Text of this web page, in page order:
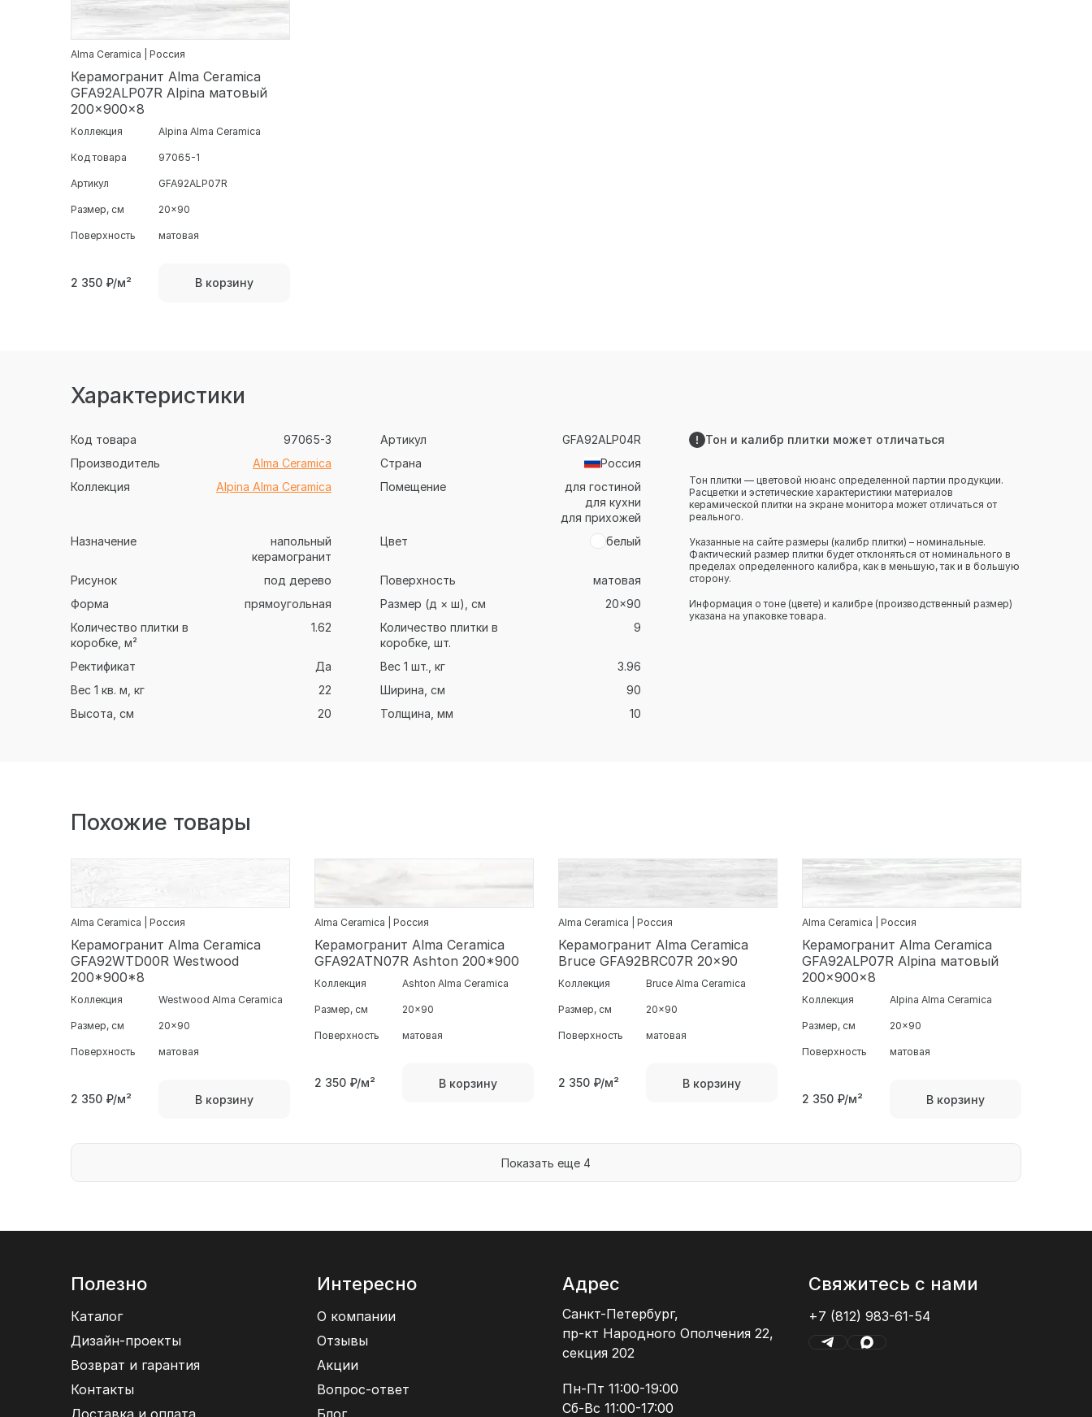
Alma Ceramica | Россия
Керамогранит Alma Ceramica
GFA92ALP07R Alpina матовый
200x900x8
Коллекция Alpina Alma Ceramica
Код товара 97065-1
Артикул GFA92ALP07R
Размер, см 20x90
Поверхность матовая
2 350 ₽/м² В корзину
Характеристики
Код товара 97065-3 Артикул
GFA92ALP04R
Производитель
Alma Ceramica Страна
Россия
Коллекция
Alpina Alma Ceramica Помещение
для гостиной
для кухни
для прихожей
Назначение
напольный
керамогранит
Цвет белый
Рисунок под дерево Поверхность
матовая
Форма
прямоугольная Размер (д × ш), см
20x90
Количество плитки в
коробке, м²
1.62
Количество плитки в
коробке, шт.
9
Ректификат Да Вес 1 шт., кг
3.96
Вес 1 кв. м, кг
22 Ширина, см
90
Высота, см
20 Толщина, мм 10
Тон и калибр плитки может отличаться
Тон плитки — цветовой нюанс определенной партии продукции.
Расцветки и эстетические характеристики материалов
керамической плитки на экране монитора может отличаться от
реального.
Указанные на сайте размеры (калибр плитки) – номинальные.
Фактический размер плитки будет отклоняться от номинального в
пределах определенного калибра, как в меньшую, так и в большую
сторону.
Информация о тоне (цвете) и калибре (производственный размер)
указана на упаковке товара.
Похожие товары
Alma Ceramica | Россия
Керамогранит Alma Ceramica
GFA92WTD00R Westwood
200*900*8
Коллекция Westwood Alma Ceramica
Размер, см 20x90
Поверхность матовая
2 350 ₽/м² В корзину
Alma Ceramica | Россия
Керамогранит Alma Ceramica
GFA92ATN07R Ashton 200*900
Коллекция Ashton Alma Ceramica
Размер, см 20x90
Поверхность матовая
2 350 ₽/м² В корзину
Alma Ceramica | Россия
Керамогранит Alma Ceramica
Bruce GFA92BRC07R 20x90
Коллекция Bruce Alma Ceramica
Размер, см 20x90
Поверхность матовая
2 350 ₽/м² В корзину
Alma Ceramica | Россия
Керамогранит Alma Ceramica
GFA92ALP07R Alpina матовый
200x900x8
Коллекция Alpina Alma Ceramica
Размер, см 20x90
Поверхность матовая
2 350 ₽/м² В корзину
Показать еще 4
Полезно
Каталог
Дизайн-проекты
Возврат и гарантия
Контакты
Интересно
О компании
Отзывы
Акции
Вопрос-ответ
Адрес
Санкт-Петербург,
пр-кт Народного Ополчения 22,
секция 202
Пн-Пт 11:00-19:00
Сб-Вс 11:00-17:00
Свяжитесь с нами
+7 (812) 983-61-54